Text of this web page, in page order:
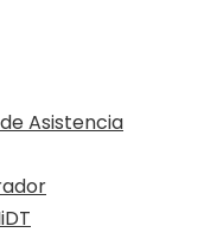
Asistencia